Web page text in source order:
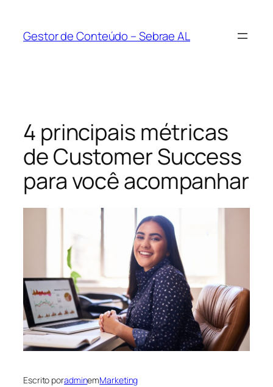
Gestor de Conteúdo – Sebrae AL
4 principais métricas
de Customer Success
para você acompanhar
Escrito poradminemMarketing